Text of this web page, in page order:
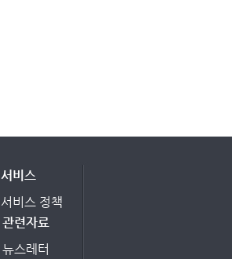
서비스
서비스 정책
관련자료
뉴스레터